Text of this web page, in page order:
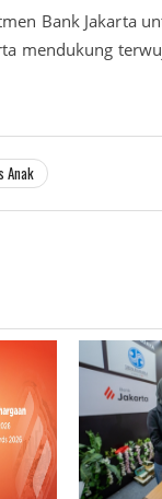
Bank Jakarta
mendukung
Anak